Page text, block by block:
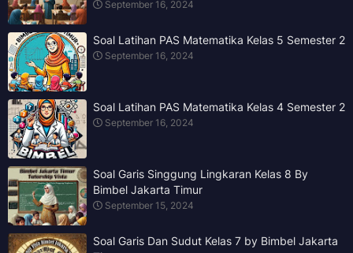
September 16, 2024
Soal Latihan PAS Matematika Kelas 5 Semester 2
September 16, 2024
Soal Latihan PAS Matematika Kelas 4 Semester 2
September 16, 2024
Soal Garis Singgung Lingkaran Kelas 8 By
Bimbel Jakarta Timur
September 15, 2024
Soal Garis Dan Sudut Kelas 7 by Bimbel Jakarta